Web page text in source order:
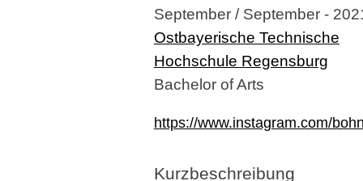
September / September -
Ostbayerische Technische
Hochschule Regensburg
Bachelor of Arts
https://www.instagram.com/
Kurzbeschreibung